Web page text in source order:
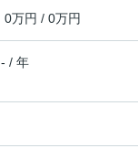
0万円 / 0万円
- / 年